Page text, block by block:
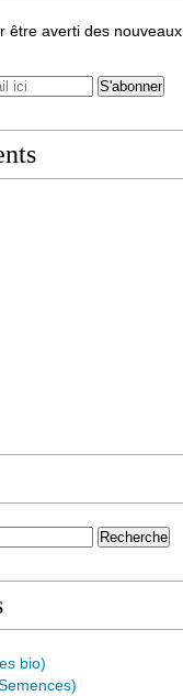
être averti des nouveaux
bio)